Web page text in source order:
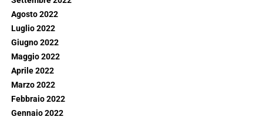
Agosto 2022
Luglio 2022
Giugno 2022
Maggio 2022
Aprile 2022
Marzo 2022
Febbraio 2022
Gennaio 2022